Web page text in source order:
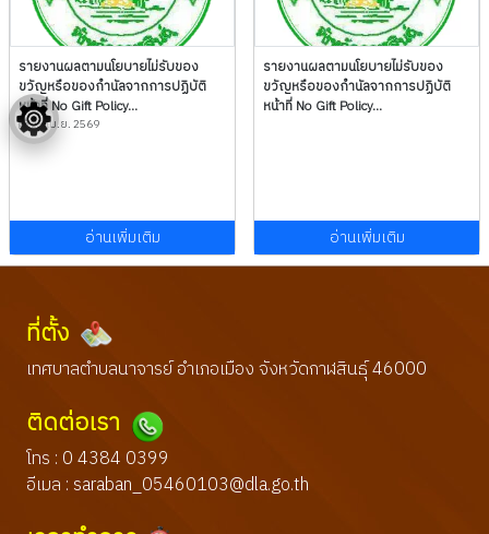
รายงานผลตามนโยบายไม่รับของ
ขวัญหรือของกำนัลจากการปฏิบัติ
หน้าที่ No Gift Policy...
23 เม.ย. 2569
อ่านเพิ่มเติม
รายงานผลตามนโยบายไม่รับของ
ขวัญหรือของกำนัลจากการปฏิบัติ
หน้าที่ No Gift Policy...
อ่านเพิ่มเติม
ที่ตั้ง
เทศบาลตำบลนาจารย์ อำเภอเมือง จังหวัดกาฬสินธุ์ 46000
ติดต่อเรา
โทร : 0 4384 0399
อีเมล : saraban_05460103@dla.go.th